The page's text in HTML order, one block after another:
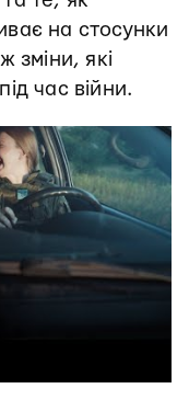
на стосунки
зміни, які
час війни.